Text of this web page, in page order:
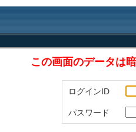
この画面のデータは
ログインID
パスワード